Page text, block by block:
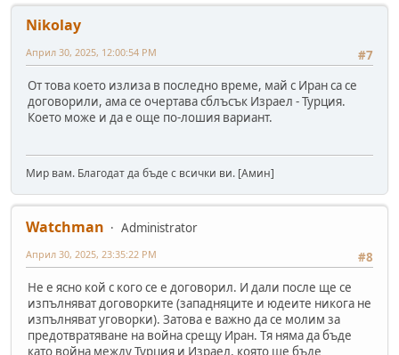
Nikolay
#7
Април 30, 2025, 12:00:54 PM
От това което излиза в последно време, май с Иран са се
договорили, ама се очертава сблъсък Израел - Турция.
Което може и да е още по-лошия вариант.
Мир вам. Благодат да бъде с всички ви. [Амин]
Watchman
Administrator
#8
Април 30, 2025, 23:35:22 PM
Не е ясно кой с кого се е договорил. И дали после ще се
изпълняват договорките (западняците и юдеите никога не
изпълняват уговорки). Затова е важно да се молим за
предотвратяване на война срещу Иран. Тя няма да бъде
като война между Турция и Израел, която ще бъде